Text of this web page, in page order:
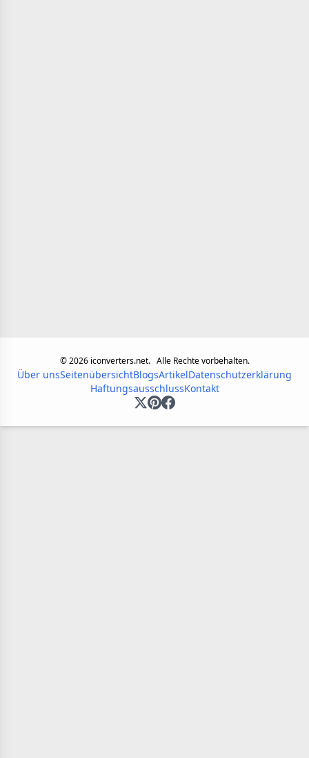
©2026iconverters.net. Alle Rechte vorbehalten.
Über unsSeitenübersichtBlogsArtikelDatenschutzerklärung
HaftungsausschlussKontakt